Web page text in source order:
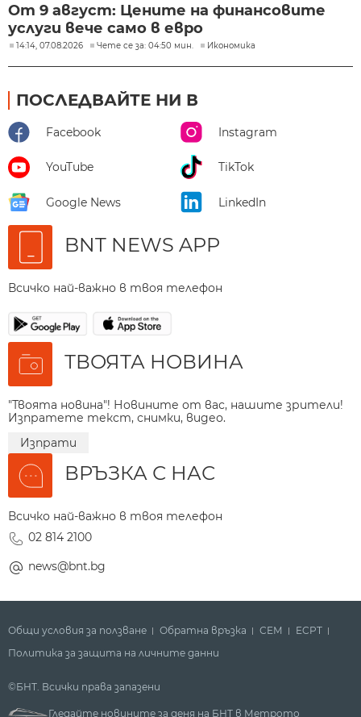
От 9 август: Цените на финансовите
услуги вече само в евро
14:14, 07.08.2026 Чете се за: 04:50 мин. Икономика
ПОСЛЕДВАЙТЕ НИ В
Facebook Instagram
YouTube TikTok
Google News LinkedIn
BNT NEWS APP
Всичко най-важно в твоя телефон
ТВОЯТА НОВИНА
"Твоята новина"! Новините от вас, нашите зрители!
Изпратете текст, снимки, видео.
Изпрати
ВРЪЗКА С НАС
Всичко най-важно в твоя телефон
02 814 2100
news@bnt.bg
Общи условия за ползване Обратна връзка СЕМ
ECPT
Политика за защита на личните данни
©БНТ. Всички права запазени
Гледайте новините за деня на БНТ в Метрото